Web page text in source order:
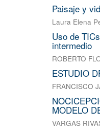
Paisaje y
Laura Elena
Uso de
intermedio
ROBERTO
ESTUDIO
FRANCISCO
MODELO
VARGAS